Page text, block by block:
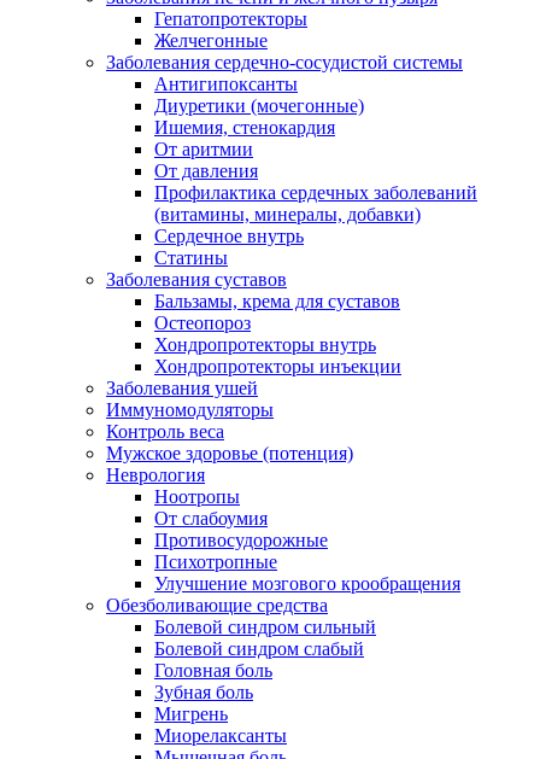
Гепатопротекторы
Желчегонные
Заболевания сердечно-сосудистой системы
Антигипоксанты
Диуретики (мочегонные)
Ишемия, стенокардия
От аритмии
От давления
Профилактика сердечных заболеваний
(витамины, минералы, добавки)
Сердечное внутрь
Статины
Заболевания суставов
Бальзамы, крема для суставов
Остеопороз
Хондропротекторы внутрь
Хондропротекторы инъекции
Заболевания ушей
Иммуномодуляторы
Контроль веса
Мужское здоровье (потенция)
Неврология
Ноотропы
От слабоумия
Противосудорожные
Психотропные
Улучшение мозгового крообращения
Обезболивающие средства
Болевой синдром сильный
Болевой синдром слабый
Головная боль
Зубная боль
Мигрень
Миорелаксанты